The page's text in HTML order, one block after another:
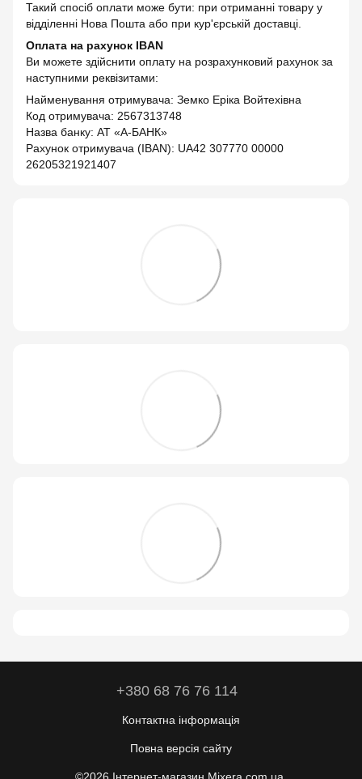
Такий спосіб оплати може бути: при отриманні товару у
відділенні Нова Пошта або при кур'єрській доставці.
Оплата на рахунок IBAN
Ви можете здійснити оплату на розрахунковий рахунок за
наступними реквізитами:
Найменування отримувача: Земко Еріка Войтехівна
Код отримувача: 2567313748
Назва банку: АТ «А-БАНК»
Рахунок отримувача (IBAN): UA42 307770 00000
26205321921407
+380 68 76 76 114
Контактна інформація
Повна версія сайту